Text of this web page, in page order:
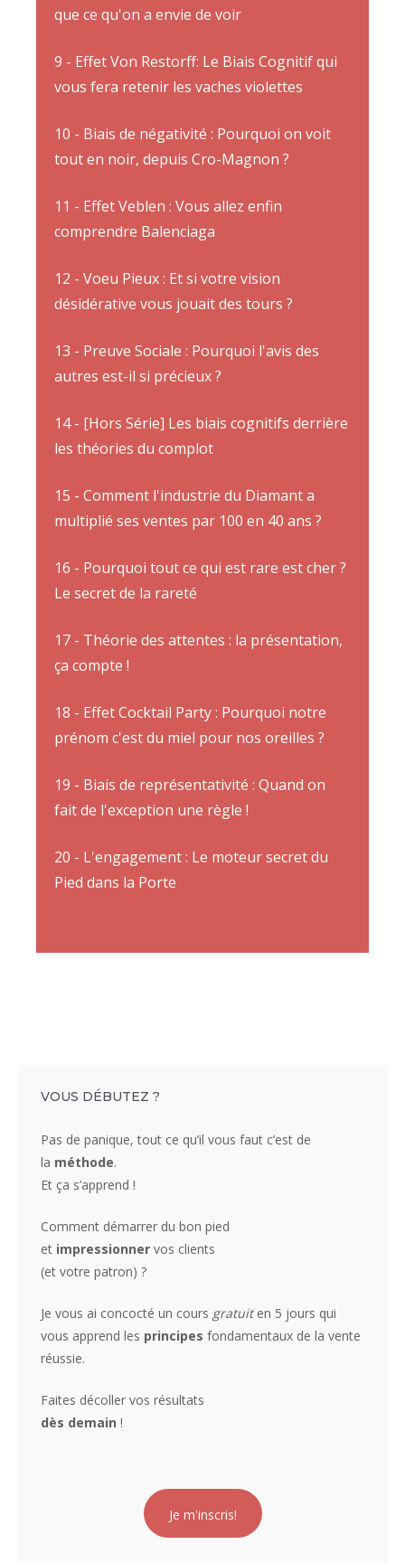
que ce qu'on a envie de voir
9 - Effet Von Restorff: Le Biais Cognitif qui
vous fera retenir les vaches violettes
10 - Biais de négativité : Pourquoi on voit
tout en noir, depuis Cro-Magnon ?
11 - Effet Veblen : Vous allez enfin
comprendre Balenciaga
12 - Voeu Pieux : Et si votre vision
désidérative vous jouait des tours ?
13 - Preuve Sociale : Pourquoi l'avis des
autres est-il si précieux ?
14 - [Hors Série] Les biais cognitifs derrière
les théories du complot
15 - Comment l'industrie du Diamant a
multiplié ses ventes par 100 en 40 ans ?
16 - Pourquoi tout ce qui est rare est cher ?
Le secret de la rareté
17 - Théorie des attentes : la présentation,
ça compte !
18 - Effet Cocktail Party : Pourquoi notre
prénom c'est du miel pour nos oreilles ?
19 - Biais de représentativité : Quand on
fait de l'exception une règle !
20 - L'engagement : Le moteur secret du
Pied dans la Porte
VOUS DÉBUTEZ ?
Pas de panique, tout ce qu’il vous faut c’est de
la méthode.
Et ça s’apprend !
Comment démarrer du bon pied
et impressionner vos clients
(et votre patron) ?
Je vous ai concocté un cours gratuiten 5 jours qui
vous apprend les principes fondamentaux de la vente
réussie.
Faites décoller vos résultats
dès demain !
Je m'inscris!